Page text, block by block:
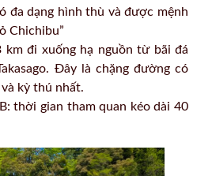
đa dạng hình thù và được mệnh
Chichibu”
km đi xuống hạ nguồn từ bãi đá
Đây là chặng đường có
kỳ thú nhất.
thời gian tham quan kéo dài 40